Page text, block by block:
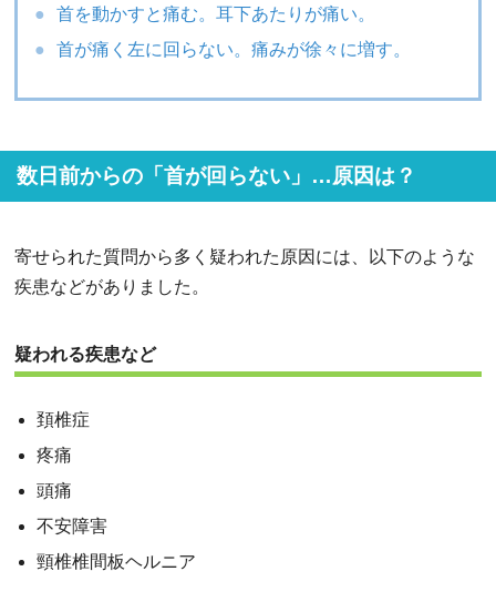
首を動かすと痛む。耳下あたりが痛い。
首が痛く左に回らない。痛みが徐々に増す。
数日前からの「首が回らない」…原因は？
寄せられた質問から多く疑われた原因には、以下のような
疾患などがありました。
疑われる疾患など
頚椎症
疼痛
頭痛
不安障害
頸椎椎間板ヘルニア